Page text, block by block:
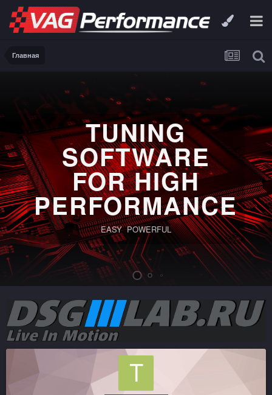
Главная
TUNING
SOFTWARE
FOR HIGH
PERFORMANCE
EASY POWERFUL